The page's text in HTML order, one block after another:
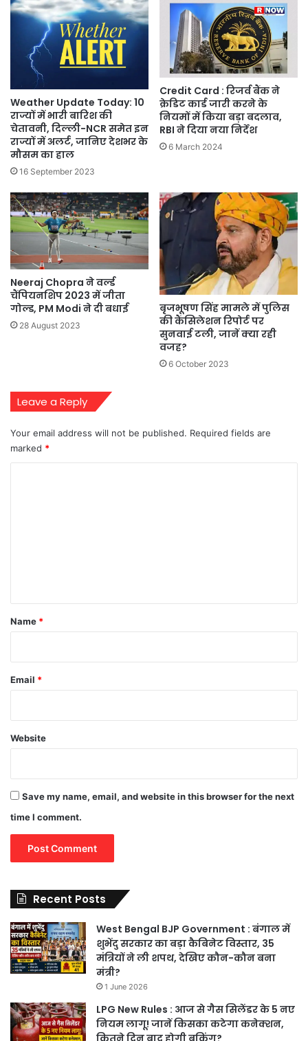
Weather Update Today: 10
राज्यों में भारी बारिश की
चेतावनी, दिल्ली-NCR समेत इन
राज्यों में अलर्ट, जानिए देशभर के
मौसम का हाल
16 September 2023
Credit Card : रिजर्व बैंक ने
क्रेडिट कार्ड जारी करने के
नियमों में किया बड़ा बदलाव,
RBI ने दिया नया निर्देश
6 March 2024
Neeraj Chopra ने वर्ल्ड
चैंपियनशिप 2023 में जीता
गोल्ड, PM Modi ने दी बधाई
28 August 2023
बृजभूषण सिंह मामले में पुलिस
की कैंसिलेशन रिपोर्ट पर
सुनवाई टली, जानें क्या रही
वजह?
6 October 2023
Leave a Reply
Your email address will not be published. Required fields are
marked *
*
Name *
Email *
Website
Save my name, email, and website in this browser for the next
time I comment.
Recent Posts
West Bengal BJP Government : बंगाल में
शुभेंदु सरकार का बड़ा कैबिनेट विस्तार, 35
मंत्रियों ने ली शपथ, देखिए कौन-कौन बना
मंत्री?
1 June 2026
LPG New Rules : आज से गैस सिलेंडर के 5 नए
नियम लागू! जानें किसका कटेगा कनेक्शन,